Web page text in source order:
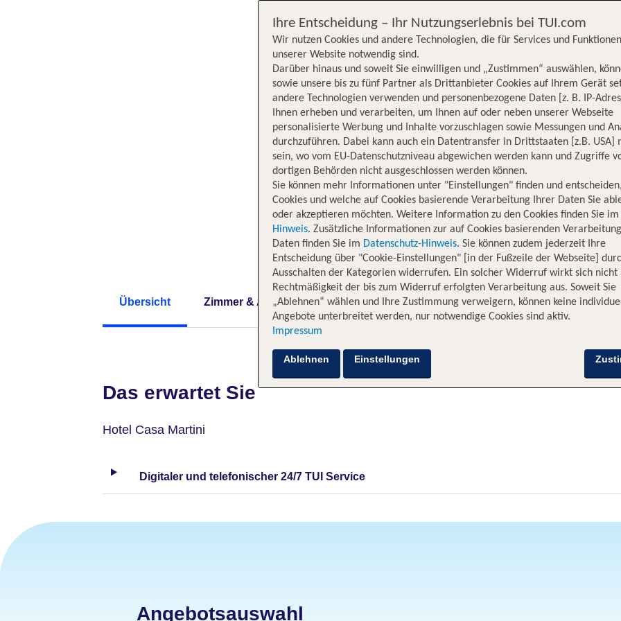
Übersicht Zimmer & Angebote Hotelinformationen Lage Bewertungen
Das erwartet Sie
Hotel Casa Martini
Digitaler und telefonischer 24/7 TUI Service
Angebotsauswahl
Ihre Entscheidung – Ihr Nutzungserlebnis bei TUI.com
Wir nutzen Cookies und andere Technologien, die für Services und
unserer Website notwendig sind.
Darüber hinaus und soweit Sie einwilligen und „Zustimmen“ auswählen,
sowie unsere bis zu fünf Partner als Drittanbieter Cookies auf Ihrem Gerät
andere Technologien verwenden und personenbezogene Daten [z. B. IP-
Ihnen erheben und verarbeiten, um Ihnen auf oder neben unserer Webseite
personalisierte Werbung und Inhalte vorzuschlagen sowie Messungen und
durchzuführen. Dabei kann auch ein Datentransfer in Drittstaaten [z.B. USA]
sein, wo vom EU-Datenschutzniveau abgewichen werden kann und Zugriffe
dortigen Behörden nicht ausgeschlossen werden können.
Sie können mehr Informationen unter "Einstellungen" finden und
Cookies und welche auf Cookies basierende Verarbeitung Ihrer Daten Sie
oder akzeptieren möchten. Weitere Information zu den Cookies finden Sie im
Hinweis. Zusätzliche Informationen zur auf Cookies basierenden
Daten finden Sie im Datenschutz-Hinweis. Sie können zudem jederzeit Ihre
Entscheidung über "Cookie-Einstellungen" [in der Fußzeile der Webseite]
Ausschalten der Kategorien widerrufen. Ein solcher Widerruf wirkt sich nicht
Rechtmäßigkeit der bis zum Widerruf erfolgten Verarbeitung aus. Soweit Sie
„Ablehnen“ wählen und Ihre Zustimmung verweigern, können keine
Angebote unterbreitet werden, nur notwendige Cookies sind aktiv.
Impressum
Ablehnen Einstellungen